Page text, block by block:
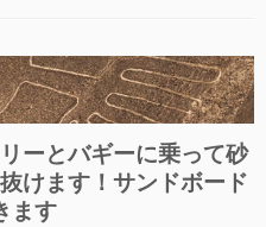
ーとバギーに乗って砂
けます！サンドボード
ます